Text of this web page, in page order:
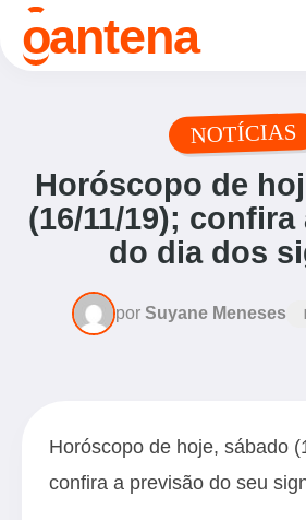
oantena
NOTÍCIAS
Horóscopo de
(16/11/19);
do dia dos
por Suyane Meneses
Horóscopo de hoje, sábado
confira a previsão do seu